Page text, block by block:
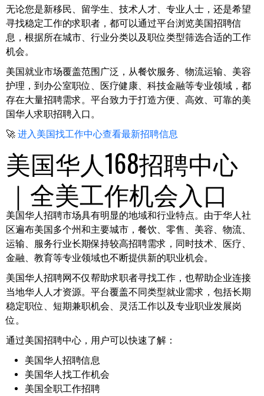
无论您是新移民、留学生、技术人才、专业人士，还是希望
寻找稳定工作的求职者，都可以通过平台浏览美国招聘信
息，根据所在城市、行业分类以及职位类型筛选合适的工作
机会。
美国就业市场覆盖范围广泛，从餐饮服务、物流运输、美容
护理，到办公室职位、医疗健康、科技金融等专业领域，都
存在大量招聘需求。平台致力于打造方便、高效、可靠的美
国华人求职招聘入口。
🚀 进入美国找工作中心查看最新招聘信息
美国华人168招聘中心
｜全美工作机会入口
美国华人招聘市场具有明显的地域和行业特点。由于华人社
区遍布美国多个州和主要城市，餐饮、零售、美容、物流、
运输、服务行业长期保持较高招聘需求，同时技术、医疗、
金融、教育等专业领域也不断提供新的职业机会。
美国华人招聘网不仅帮助求职者寻找工作，也帮助企业连接
当地华人人才资源。平台覆盖不同类型就业需求，包括长期
稳定职位、短期兼职机会、灵活工作以及专业职业发展岗
位。
通过美国招聘中心，用户可以快速了解：
美国华人招聘信息
美国华人找工作机会
美国全职工作招聘